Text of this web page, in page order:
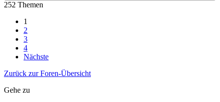
252 Themen
1
2
3
4
Nächste
Zurück zur Foren-Übersicht
Gehe zu